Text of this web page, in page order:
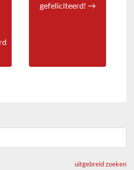
gefeliciteerd! →
uitgebreid zoeken